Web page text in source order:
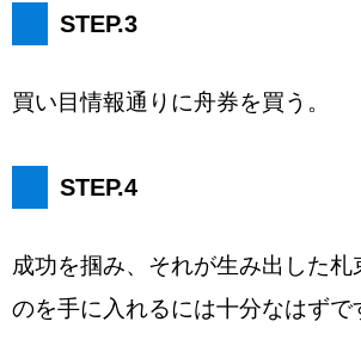
STEP.3
買い目情報通りに舟券を買う。
STEP.4
成功を掴み、それが生み出した札
のを手に入れるには十分なはずで